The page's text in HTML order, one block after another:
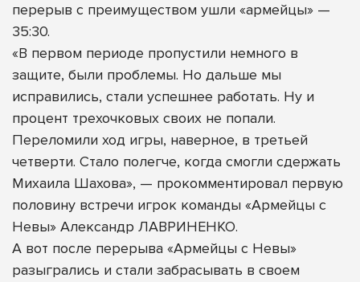
перерыв с преимуществом ушли «армейцы» —
35:30.
«В первом периоде пропустили немного в
защите, были проблемы. Но дальше мы
исправились, стали успешнее работать. Ну и
процент трехочковых своих не попали.
Переломили ход игры, наверное, в третьей
четверти. Стало полегче, когда смогли сдержать
Михаила Шахова», — прокомментировал первую
половину встречи игрок команды «Армейцы с
Невы» Александр ЛАВРИНЕНКО.
А вот после перерыва «Армейцы с Невы»
разыгрались и стали забрасывать в своем